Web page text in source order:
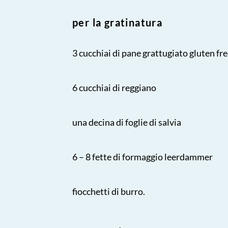
per la gratinatura
3 cucchiai di pane grattugiato gluten
6 cucchiai di reggiano
una decina di foglie di salvia
6 – 8 fette di formaggio leerdammer
fiocchetti di burro.